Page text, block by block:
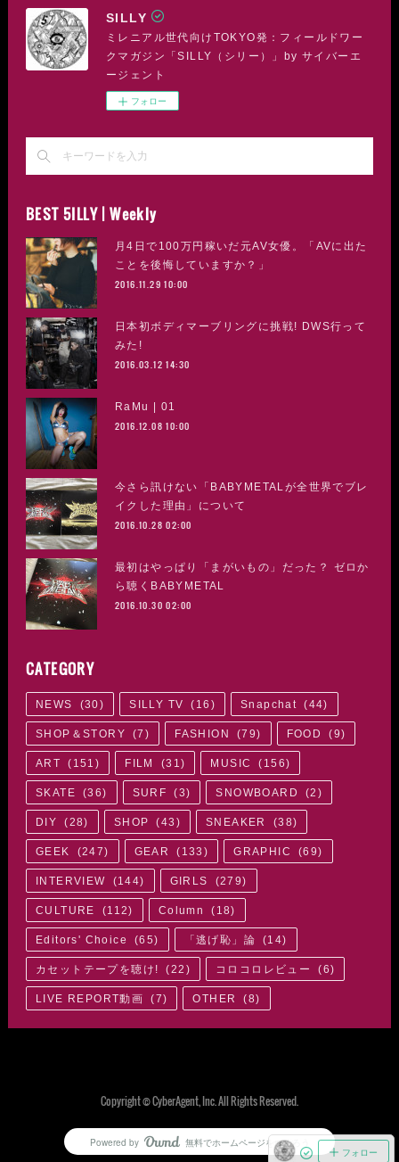
SILLY
ミレニアル世代向けTOKYO発：フィールドワー
クマガジン「SILLY（シリー）」by サイバーエ
ージェント
フォロー
BEST 5ILLY | Weekly
月4日で100万円稼いだ元AV女優。「AVに出た
ことを後悔していますか？」
2016.11.29 10:00
日本初ボディマーブリングに挑戦! DWS行って
みた!
2016.03.12 14:30
RaMu | 01
2016.12.08 10:00
今さら訊けない「BABYMETALが全世界でブレ
イクした理由」について
2016.10.28 02:00
最初はやっぱり「まがいもの」だった？ ゼロか
ら聴くBABYMETAL
2016.10.30 02:00
CATEGORY
NEWS (30) SILLY TV ( 16 ) Snapchat (44)
SHOP＆STORY (7 ) FASHION (79) FOOD (9)
ART ( 151 ) FILM (31) MUSIC ( 156)
SKATE (36) SURF (3) SNOWBOARD (2 )
DIY (28) SHOP (43 ) SNEAKER (38)
GEEK (247) GEAR ( 133 ) GRAPHIC (69)
INTERVIEW (144) GIRLS (279)
CULTURE (112) Column ( 18)
Editors' Choice (65) 「逃げ恥」論 (14)
カセットテープを聴け! (22 ) コロコロレビュー (6)
LIVE REPORT動画 (7) OTHER (8)
フォロー
Copyright © CyberAgent, Inc. All Rights Reserved.
Powered by AmebaOwnd
無料でホームページをつくろう